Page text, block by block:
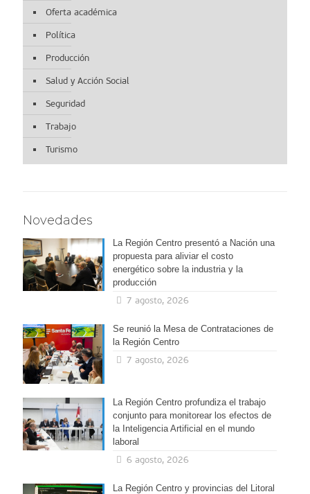
Oferta académica
Política
Producción
Salud y Acción Social
Seguridad
Trabajo
Turismo
Novedades
La Región Centro presentó a Nación una
propuesta para aliviar el costo
energético sobre la industria y la
producción
7 agosto, 2026
Se reunió la Mesa de Contrataciones de
la Región Centro
7 agosto, 2026
La Región Centro profundiza el trabajo
conjunto para monitorear los efectos de
la Inteligencia Artificial en el mundo
laboral
6 agosto, 2026
La Región Centro y provincias del Litoral